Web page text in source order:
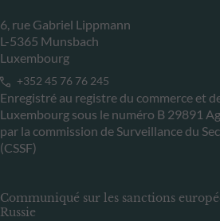
6, rue Gabriel Lippmann
L-5365 Munsbach
Luxembourg
+352 45 76 76 245
Enregistré au registre du commerce et
Luxembourg sous le numéro B 29891
par la commission de Surveillance du
(CSSF)
Communiqué sur les sanctions
Russie